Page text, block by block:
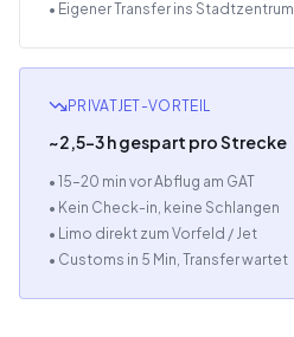
• Eigener Transfer ins Stadtzentrum
PRIVATJET-VORTEIL
~2,5–3 h gespart pro Strecke
• 15–20 min vor Abflug am GAT
• Kein Check-in, keine Schlangen
• Limo direkt zum Vorfeld / Jet
• Customs in 5 Min, Transfer wartet